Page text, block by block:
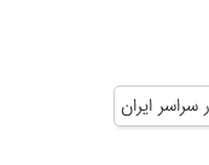
سراسر ایران